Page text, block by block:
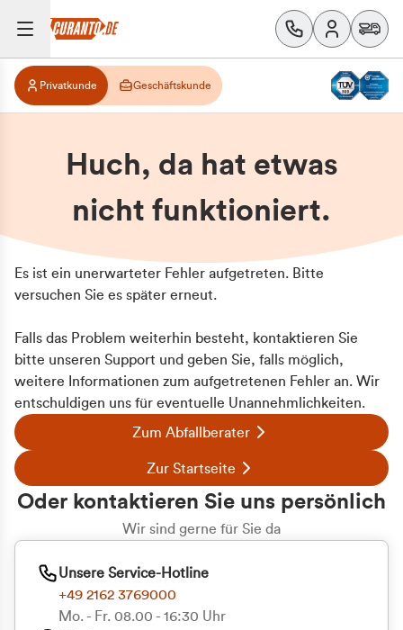
Privatkunde Geschäftskunde
Huch, da hat etwas
nicht funktioniert.
Es ist ein unerwarteter Fehler aufgetreten. Bitte
versuchen Sie es später erneut.
Falls das Problem weiterhin besteht, kontaktieren Sie
bitte unseren Support und geben Sie, falls möglich,
weitere Informationen zum aufgetretenen Fehler an. Wir
entschuldigen uns für eventuelle Unannehmlichkeiten.
Zum Abfallberater
Zur Startseite
Oder kontaktieren Sie uns persönlich
Wir sind gerne für Sie da
Unsere Service-Hotline
+49 2162 3769000
Mo. - Fr. 08.00 - 16:30 Uhr